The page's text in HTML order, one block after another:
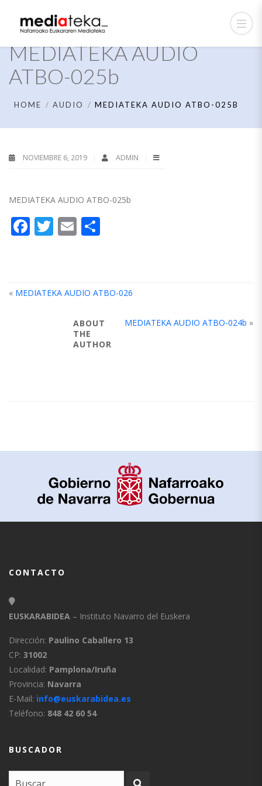
MEDIATEKA AUDIO
ATBO-025b
HOME AUDIO MEDIATEKA AUDIO ATBO-025B
NOVIEMBRE 6, 2019 ADMIN
MEDIATEKA AUDIO ATBO-025b
Facebook
Twitter
Email
« MEDIATEKA AUDIO ATBO-026
MEDIATEKA AUDIO ATBO-024b »
ABOUT
THE
AUTHOR
CONTACTO
EUSKARABIDEA – Instituto Navarro del Euskera
Dirección: Paulino Caballero 13
CP: 31002
Localidad: Pamplona/Iruña
Provincia: Navarra
E-Mail: info@euskarabidea.es
Teléfono: 848 42 60 54
BUSCADOR